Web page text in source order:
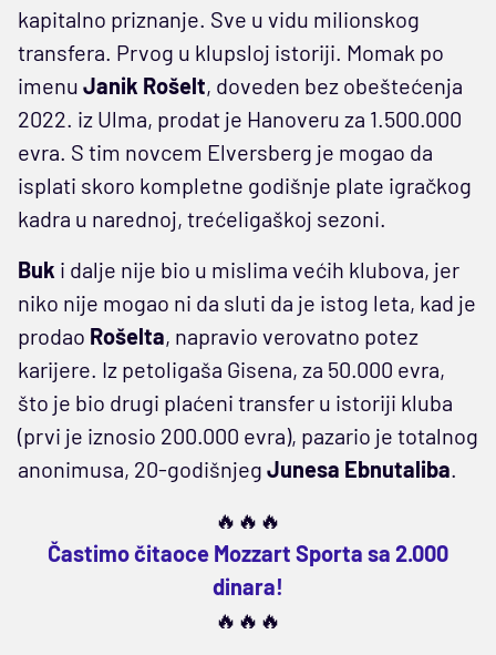
kapitalno priznanje. Sve u vidu milionskog
transfera. Prvog u klupsloj istoriji. Momak po
imenu Janik Rošelt, doveden bez obeštećenja
2022. iz Ulma, prodat je Hanoveru za 1.500.000
evra. S tim novcem Elversberg je mogao da
isplati skoro kompletne godišnje plate igračkog
kadra u narednoj, trećeligaškoj sezoni.
Buk i dalje nije bio u mislima većih klubova, jer
niko nije mogao ni da sluti da je istog leta, kad je
prodao Rošelta, napravio verovatno potez
karijere. Iz petoligaša Gisena, za 50.000 evra,
što je bio drugi plaćeni transfer u istoriji kluba
(prvi je iznosio 200.000 evra), pazario je totalnog
anonimusa, 20-godišnjeg Junesa Ebnutaliba.
🔥🔥🔥
Častimo čitaoce Mozzart Sporta sa 2.000
dinara!
🔥🔥🔥